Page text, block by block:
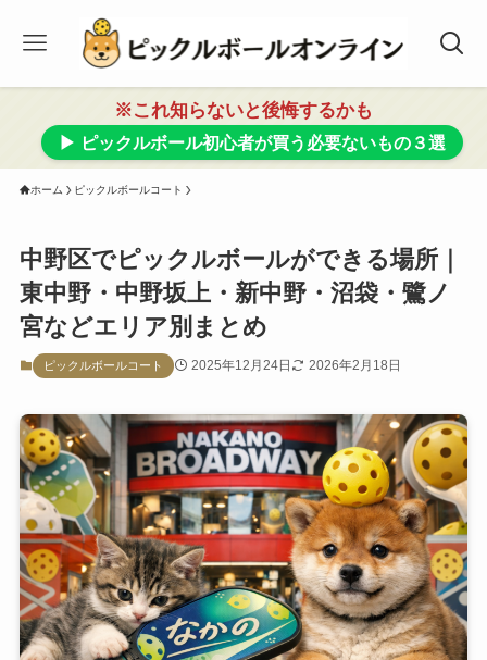
※これ知らないと後悔するかも
▶ ピックルボール初心者が買う必要ないもの３選
ホーム ピックルボールコート
中野区でピックルボールができる場所｜
東中野・中野坂上・新中野・沼袋・鷺ノ
宮などエリア別まとめ
ピックルボールコート 2025年12月24日 2026年2月18日